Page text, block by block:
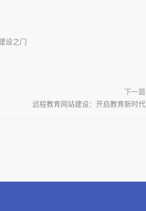
设之门
下一篇
远程教育网站建设：开启教育新时代